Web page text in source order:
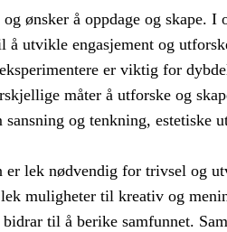
ønsker å oppdage og skape. I
å utvikle engasjement og
er viktig for
måter å utforske og
og tenkning, estetiske
er lek nødvendig for trivsel og
muligheter til kreativ og
til å berike samfunnet.